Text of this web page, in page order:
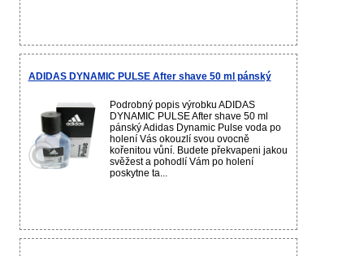
ADIDAS DYNAMIC PULSE After shave 50 ml pánský
Podrobný popis výrobku ADIDAS
DYNAMIC PULSE After shave 50 ml
pánský Adidas Dynamic Pulse voda po
holení Vás okouzlí svou ovocně
kořenitou vůní. Budete překvapeni jakou
svěžest a pohodlí Vám po holení
poskytne ta...